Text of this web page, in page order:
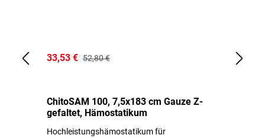
33,53 € 52,80 €
ChitoSAM 100, 7,5x183 cm Gauze Z-
gefaltet, Hämostatikum
Hochleistungshämostatikum für